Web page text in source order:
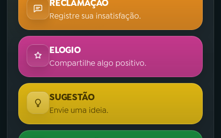
RECLAMAÇÃO
Registre sua insatisfação.
ELOGIO
Compartilhe algo positivo.
SUGESTÃO
Envie uma ideia.